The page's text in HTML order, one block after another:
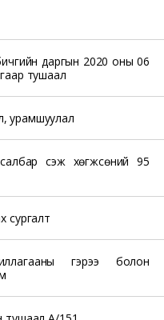
даргын 2020 оны 06
тушаал
урамшуулал
үүсэж хөгжсөний 95
сургалт
гэрээ болон